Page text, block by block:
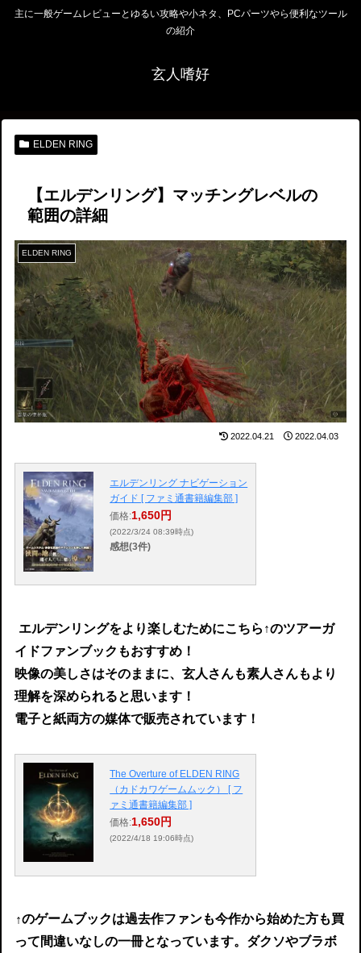
主に一般ゲームレビューとゆるい攻略や小ネタ、PCパーツやら便利なツール
の紹介
玄人嗜好
ELDEN RING
【エルデンリング】マッチングレベルの
範囲の詳細
ELDEN RING
2022.04.21 2022.04.03
エルデンリング ナビゲーション
ガイド [ ファミ通書籍編集部 ]
価格:1,650円
(2022/3/24 08:39時点)
感想(3件)
エルデンリングをより楽しむためにこちら↑のツアーガ
イドファンブックもおすすめ！
映像の美しさはそのままに、玄人さんも素人さんもより
理解を深められると思います！
電子と紙両方の媒体で販売されています！
The Overture of ELDEN RING
（カドカワゲームムック） [ フ
ァミ通書籍編集部 ]
価格:1,650円
(2022/4/18 19:06時点)
↑のゲームブックは過去作ファンも今作から始めた方も買
って間違いなしの一冊となっています。ダクソやブラボ